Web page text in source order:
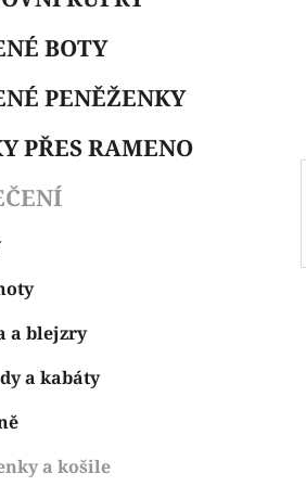
BOTY
PENĚŽENKY
PŘES RAMENO
a blejzry
a kabáty
a košile